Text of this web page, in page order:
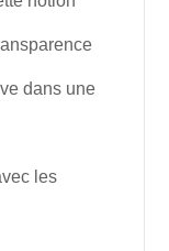
dans une
les